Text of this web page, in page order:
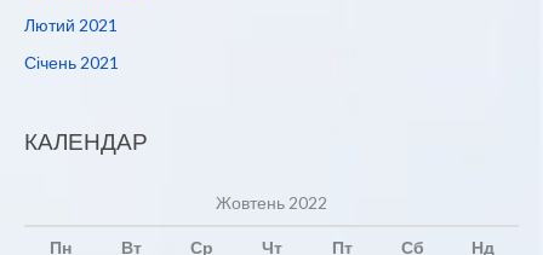
Лютий 2021
Січень 2021
КАЛЕНДАР
Жовтень 2022
Пн Вт Ср Чт Пт Сб Нд